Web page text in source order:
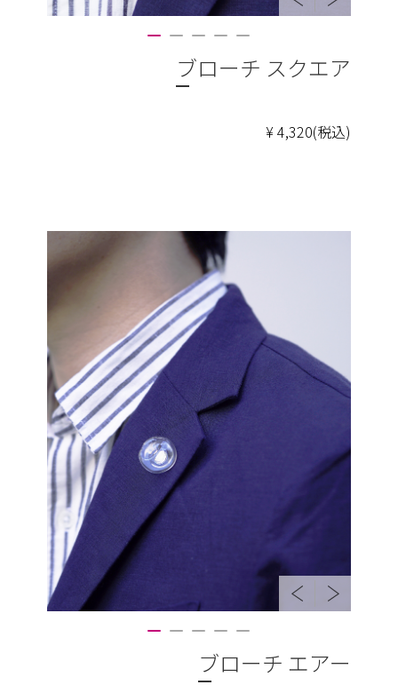
ブローチ スクエア
¥ 4,320(税込)
ブローチ エアー